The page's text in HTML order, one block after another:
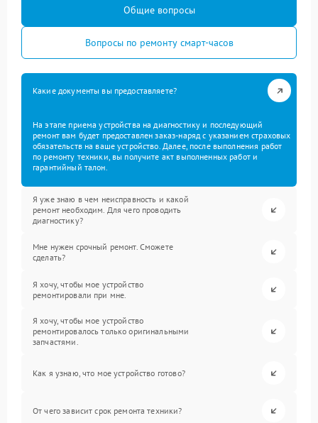
Общие вопросы
Вопросы по ремонту смарт-часов
Какие документы вы предоставляете?
На этапе приема устройства на диагностику и последующий
ремонт вам будет предоставлен заказ-наряд с указанием страховых
обязательств на ваше устройство. Далее, после выполнения работ
по ремонту техники, вы получите акт выполненных работ и
гарантийный талон.
Я уже знаю в чем неисправность и какой
ремонт необходим. Для чего проводить
диагностику?
Мне нужен срочный ремонт. Сможете
сделать?
Я хочу, чтобы мое устройство
ремонтировали при мне.
Я хочу, чтобы мое устройство
ремонтировалось только оригинальными
запчастями.
Как я узнаю, что мое устройство готово?
От чего зависит срок ремонта техники?